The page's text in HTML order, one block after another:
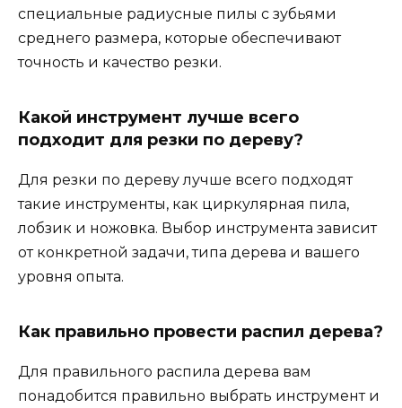
специальные радиусные пилы с зубьями
среднего размера, которые обеспечивают
точность и качество резки.
Какой инструмент лучше всего
подходит для резки по дереву?
Для резки по дереву лучше всего подходят
такие инструменты, как циркулярная пила,
лобзик и ножовка. Выбор инструмента зависит
от конкретной задачи, типа дерева и вашего
уровня опыта.
Как правильно провести распил дерева?
Для правильного распила дерева вам
понадобится правильно выбрать инструмент и